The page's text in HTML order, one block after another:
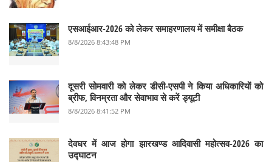
एसआईआर-2026 को लेकर समाहरणालय में समीक्षा बैठक
8/8/2026 8:43:48 PM
दूसरी सोमवारी को लेकर डीसी-एसपी ने किया अधिकारियों को
ब्रीफ, विनम्रता और सेवाभाव से करें ड्यूटी
8/8/2026 8:41:52 PM
देवघर में आज होगा झारखण्ड आदिवासी महोत्सव-2026 का
उद्घाटन